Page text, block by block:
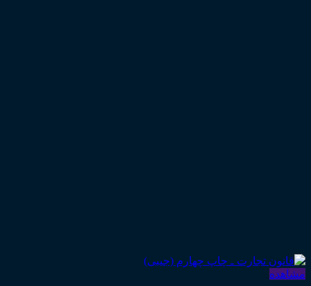
مشاهده